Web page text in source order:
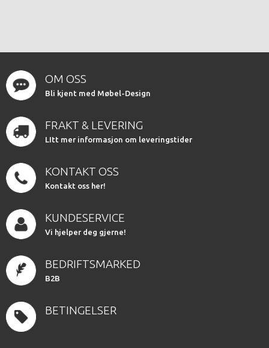
OM OSS
Bli kjent med Møbel-Design
FRAKT & LEVERING
LItt mer informasjon om leveringstider
KONTAKT OSS
Kontakt oss her!
KUNDESERVICE
Vi hjelper deg gjerne!
BEDRIFTSMARKED
B2B
BETINGELSER